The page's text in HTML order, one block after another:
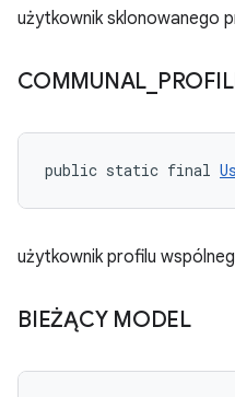
użytkownik sklonowanego
COMMUNAL
public static final
użytkownik profilu
BIEŻĄCY MODEL